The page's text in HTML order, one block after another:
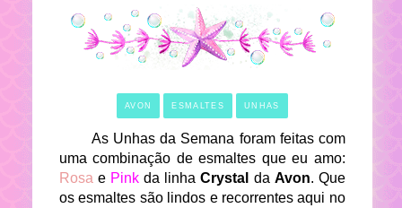
AVON ESMALTES UNHAS
As Unhas da Semana foram feitas com
uma combinação de esmaltes que eu amo:
Rosa e Pinkda linhaCrystal da Avon. Que
os esmaltes são lindos e recorrentes aqui no